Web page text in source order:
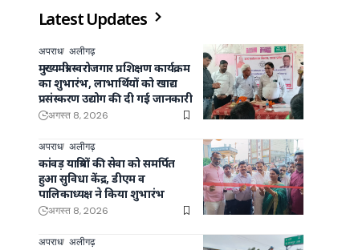
Latest Updates
अपराध अलीगढ़
मुख्यमंत्री स्वरोजगार प्रशिक्षण कार्यक्रम
का शुभारंभ, लाभार्थियों को खाद्य
प्रसंस्करण उद्योग की दी गई जानकारी
अगस्त 8, 2026
अपराध अलीगढ़
कांवड़ यात्रियों की सेवा को समर्पित
हुआ सुविधा केंद्र, डीएम व
पालिकाध्यक्ष ने किया शुभारंभ
अगस्त 8, 2026
अपराध अलीगढ़